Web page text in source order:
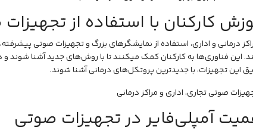
کارکنان با استفاده از
درمانی و اداری، استفاده از نمایشگرهای بزرگ و تجهیزات صوتی
این فناوری‌ها به کارکنان کمک میکنند تا با روش‌های جدید آشنا شوند و
این تجهیزات، با جدیدترین پروتکل‌های درمانی آشنا شوند.
آمپلی‌فایر در تجهیزات صوتی